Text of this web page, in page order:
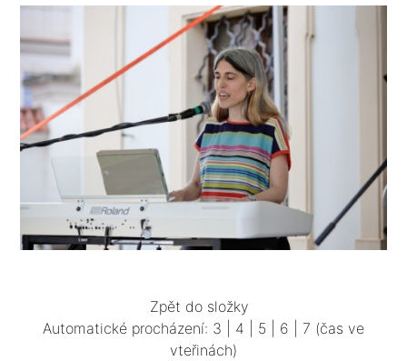
Zpět do složky
Automatické procházení: 3 4 5 6 7 (čas ve
vteřinách)